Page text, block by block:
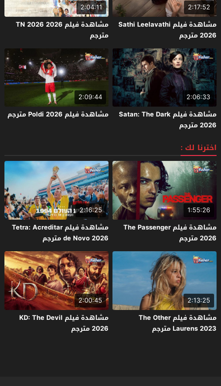
2:17:52
مشاهدة فيلم Sathi Leelavathi
2026 مترجم
2:04:11
مشاهدة فيلم TN 2026 2026
مترجم
2:06:33
مشاهدة فيلم Satan: The Dark
2026 مترجم
2:09:44
مشاهدة فيلم Poldi 2026 مترجم
اخترنا لك :
1:55:26
مشاهدة فيلم The Passenger
2026 مترجم
2:16:25
مشاهدة فيلم Tetra: Acreditar
de Novo 2026 مترجم
2:13:25
مشاهدة فيلم The Other
Laurens 2023 مترجم
2:00:45
مشاهدة فيلم KD: The Devil
2026 مترجم